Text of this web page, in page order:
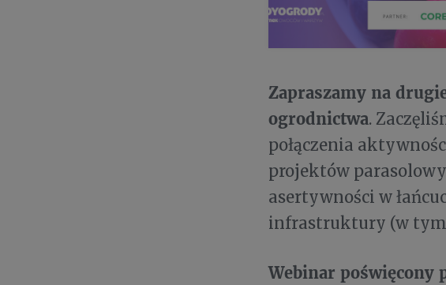
Zapraszamy na
ogrodnictwa.
połączenia
projektów
asertywności w
infrastruktury (w tym
Webinar poświęcony